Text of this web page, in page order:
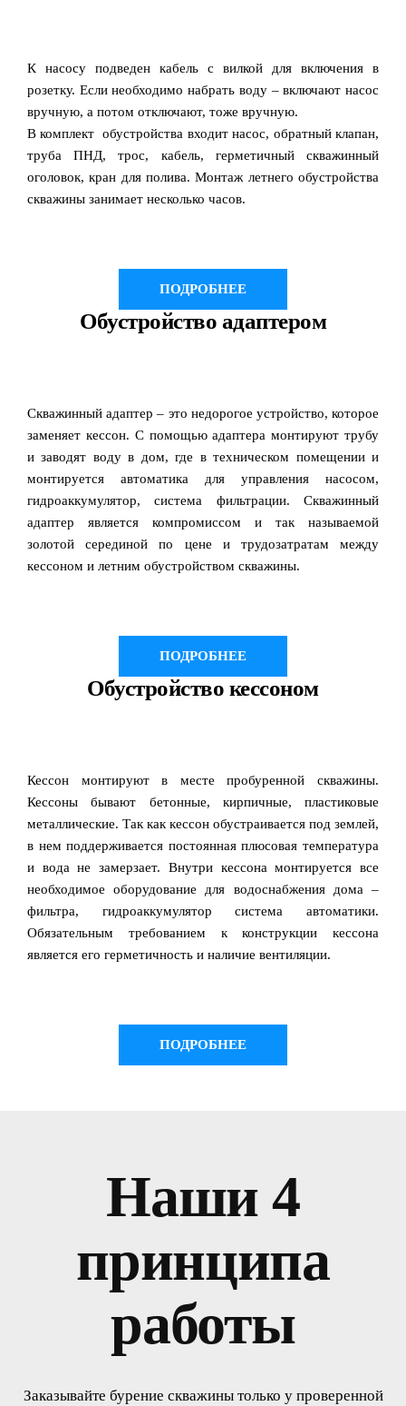
К насосу подведен кабель с вилкой для включения в
розетку. Если необходимо набрать воду – включают насос
вручную, а потом отключают, тоже вручную.
В комплект обустройства входит насос, обратный клапан,
труба ПНД, трос, кабель, герметичный скважинный
оголовок, кран для полива. Монтаж летнего обустройства
скважины занимает несколько часов.
ПОДРОБНЕЕ
Обустройство адаптером
Скважинный адаптер – это недорогое устройство, которое
заменяет кессон. С помощью адаптера монтируют трубу
и заводят воду в дом, где в техническом помещении и
монтируется автоматика для управления насосом,
гидроаккумулятор, система фильтрации. Скважинный
адаптер является компромиссом и так называемой
золотой серединой по цене и трудозатратам между
кессоном и летним обустройством скважины.
ПОДРОБНЕЕ
Обустройство кессоном
Кессон монтируют в месте пробуренной скважины.
Кессоны бывают бетонные, кирпичные, пластиковые
металлические. Так как кессон обустраивается под землей,
в нем поддерживается постоянная плюсовая температура
и вода не замерзает. Внутри кессона монтируется все
необходимое оборудование для водоснабжения дома –
фильтра, гидроаккумулятор система автоматики.
Обязательным требованием к конструкции кессона
является его герметичность и наличие вентиляции.
ПОДРОБНЕЕ
Наши 4
принципа
работы
Заказывайте бурение скважины только у проверенной